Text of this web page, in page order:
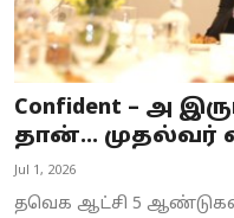
Confident – அ
தான்… முதல்வர்
Jul 1, 2026
தவெக ஆட்சி 5 ஆண்டுகள்